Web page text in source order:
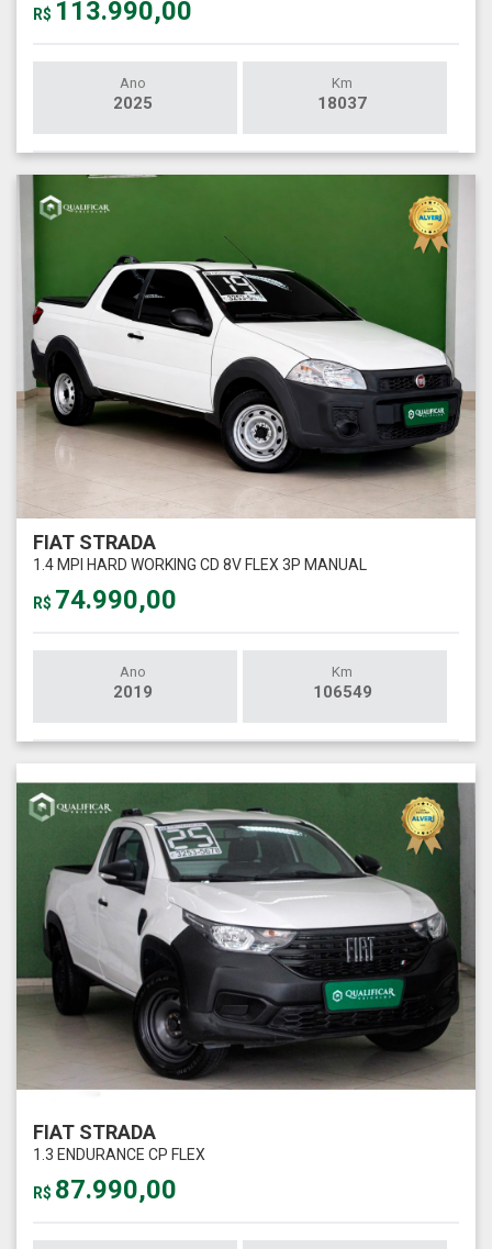
R$ 113.990,00
Ano
2025
Km
18037
FIAT STRADA
1.4 MPI HARD WORKING CD 8V FLEX 3P MANUAL
R$ 74.990,00
Ano
2019
Km
106549
FIAT STRADA
1.3 ENDURANCE CP FLEX
R$ 87.990,00